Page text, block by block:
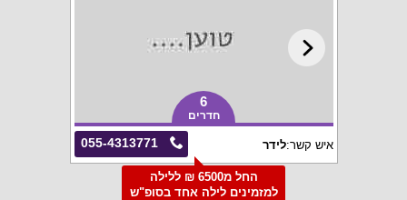
6
חדרים
055-4313771 איש קשר:לידר
החל מ6500 ₪ ללילה
למזמינים לילה אחד בסופ"ש